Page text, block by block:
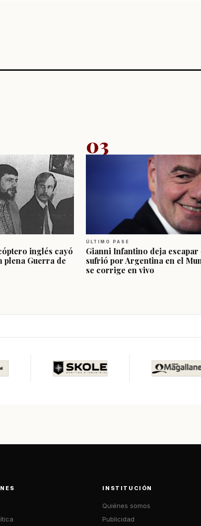
inglés cayó
plena Guerra de
03
ÚLTIMO PASE
Gianni Infantino deja escapar
sufrió por Argentina en el
se corrige en vivo
INSTITUCIÓN
Quiénes somos
Publicidad